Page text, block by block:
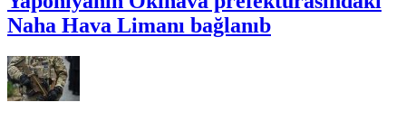
Naha Hava Limanı bağlanıb